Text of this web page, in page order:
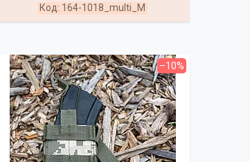
164-1018_multi_M
–10%